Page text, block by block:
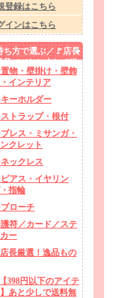
登録はこちら
インはこちら
方で選ぶ／🚩店長
品／✅あと少しで送
料
物・壁掛け・壁飾
インテリア
ーホルダー
トラップ・根付
レス・ミサンガ・
クレット
ックレス
アス・イヤリン
指輪
ローチ
符／カード／ステ
ー
店長厳選！逸品もの
398円以下のアイテ
あと少しで送料無